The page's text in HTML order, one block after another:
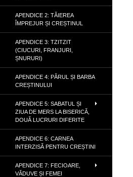
APENDICE 2: TĂIEREA
ÎMPREJUR ȘI CREȘTINUL
APENDICE 3: TZITZIT
(CIUCURI, FRANJURI,
ȘNURURI)
APENDICE 4: PĂRUL ȘI BARBA
CREȘTINULUI
APENDICE 5: SABATUL ȘI
ZIUA DE MERS LA BISERICĂ,
DOUĂ LUCRURI DIFERITE
APENDICE 6: CARNEA
INTERZISĂ PENTRU CREȘTINI
APENDICE 7: FECIOARE,
VĂDUVE ȘI FEMEI